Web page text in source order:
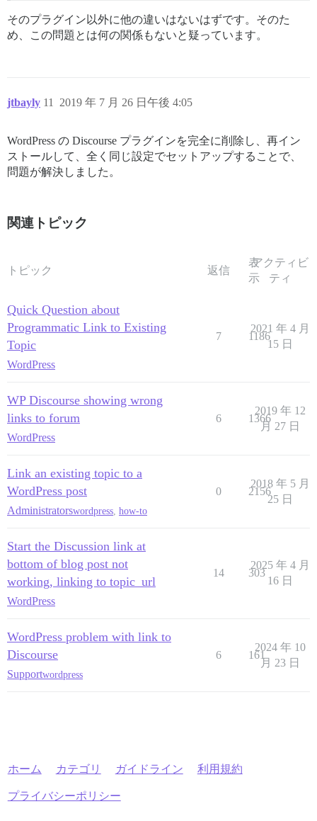
そのプラグイン以外に他の違いはないはずです。そのた
め、この問題とは何の関係もないと疑っています。
jtbayly 2019 年 7 月 26 日午後 4:05
11
WordPress の Discourse プラグインを完全に削除し、再イン
ストールして、全く同じ設定でセットアップすることで、
問題が解決しました。
関連トピック
トピック 返信
表
示
アクティビ
ティ
Quick Question about
Programmatic Link to Existing
Topic
WordPress
7 1186
2021 年 4 月
15 日
WP Discourse showing wrong
links to forum
WordPress
6 1366
2019 年 12
月 27 日
Link an existing topic to a
WordPress post
Administratorswordpress how-to
0 2156
2018 年 5 月
25 日
Start the Discussion link at
bottom of blog post not
working, linking to topic_url
WordPress
14 303
2025 年 4 月
16 日
WordPress problem with link to
Discourse
Supportwordpress
6 161
2024 年 10
月 23 日
ホーム カテゴリ ガイドライン 利用規約
プライバシーポリシー